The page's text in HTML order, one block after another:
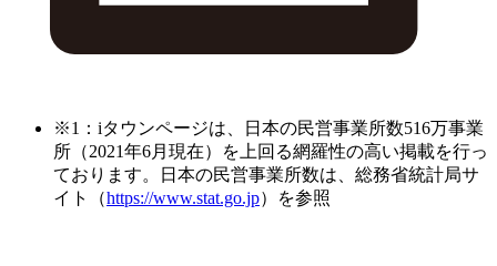
※1：iタウンページは、日本の民営事業所数516万事業
所（2021年6月現在）を上回る網羅性の高い掲載を行っ
ております。日本の民営事業所数は、総務省統計局サ
イト（https://www.stat.go.jp）を参照